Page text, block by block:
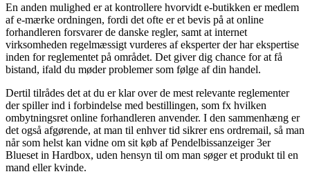
En anden mulighed er at kontrollere hvorvidt e-butikken er medlem
af e-mærke ordningen, fordi det ofte er et bevis på at online
forhandleren forsvarer de danske regler, samt at internet
virksomheden regelmæssigt vurderes af eksperter der har ekspertise
inden for reglementet på området. Det giver dig chance for at få
bistand, ifald du møder problemer som følge af din handel.
Dertil tilrådes det at du er klar over de mest relevante reglementer
der spiller ind i forbindelse med bestillingen, som fx hvilken
ombytningsret online forhandleren anvender. I den sammenhæng er
det også afgørende, at man til enhver tid sikrer ens ordremail, så man
når som helst kan vidne om sit køb af Pendelbissanzeiger 3er
Blueset in Hardbox, uden hensyn til om man søger et produkt til en
mand eller kvinde.